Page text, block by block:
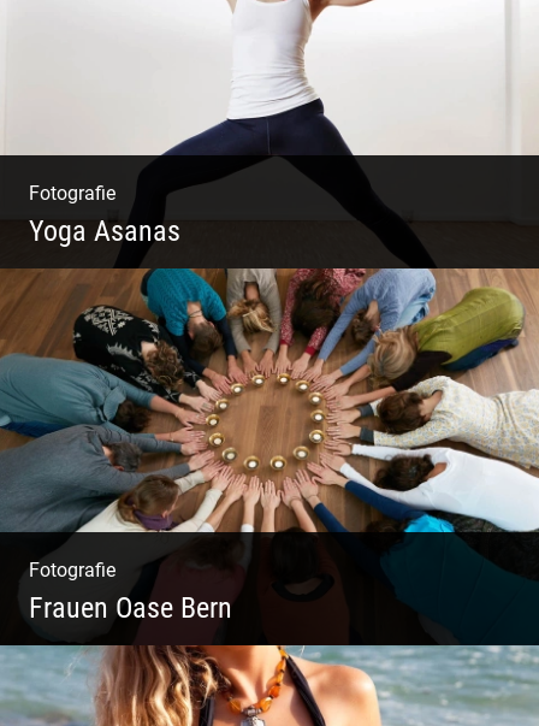
Fotografie
Yoga Asanas
Virabhadrasana II oder Krieger II – Anleitung
für den Blog
Fotografie
Frauen Oase Bern
Yoga Fotografie | Magische Momente | Bunte
Farben | Wilde Formen